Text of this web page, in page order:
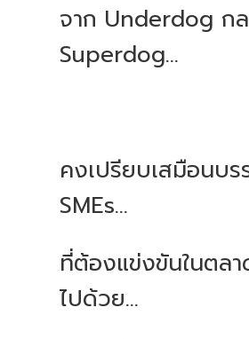
จาก Underdog ก
Superdog…
คงเปรียบเสมือนบร
SMEs...
ที่ต้องแข่งขันในตล
ไปด้วย...